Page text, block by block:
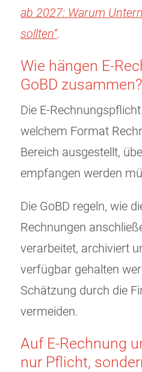
ab 2027: Warum
sollten“.
Wie hängen E-
GoBD zusammen?
Die E-
welchem Format
Bereich ausgestellt,
empfangen werden
Die GoBD regeln, wie
Rechnungen
verarbeitet, archiviert
verfügbar gehalten
Schätzung durch die
vermeiden.
Auf E-Rechnung
nur Pflicht,